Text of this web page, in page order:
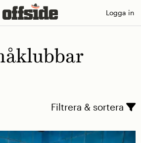
Logga in
Filtrera & sortera